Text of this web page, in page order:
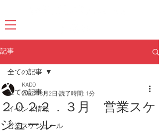
記事
全ての記事
イベント情報
営業スケジュール
全ての記事
２０２２．３月 営業スケ
ジュール
KADO
2022年3月2日 読了時間: 1分